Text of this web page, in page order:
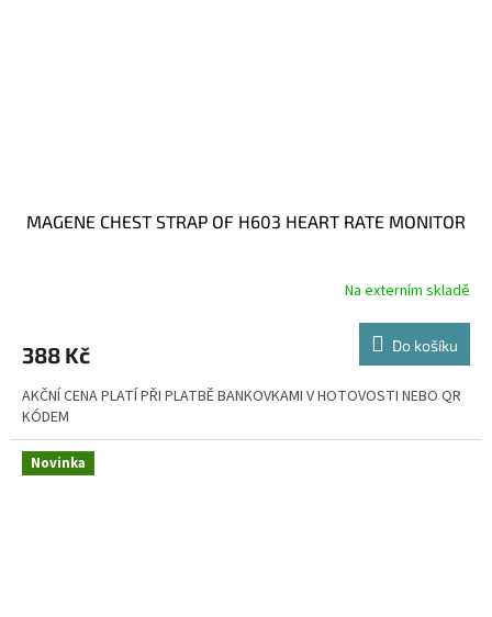
MAGENE CHEST STRAP OF H603 HEART RATE MONITOR
Na externím skladě
388 Kč Do košíku
AKČNÍ CENA PLATÍ PŘI PLATBĚ BANKOVKAMI V HOTOVOSTI NEBO QR
KÓDEM
Novinka